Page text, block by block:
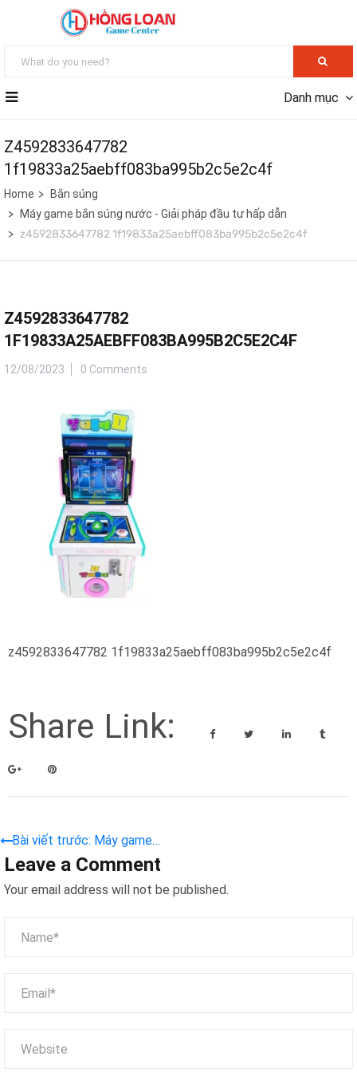
Danh mục
Z4592833647782
1f19833a25aebff083ba995b2c5e2c4f
Home
Bắn súng
Máy game bắn súng nước - Giải pháp đầu tư hấp dẫn
z4592833647782 1f19833a25aebff083ba995b2c5e2c4f
Z4592833647782
1F19833A25AEBFF083BA995B2C5E2C4F
12/08/2023 0 Comments
z4592833647782 1f19833a25aebff083ba995b2c5e2c4f
Share Link:
Bài viết trước: Máy game
bắn súng nước – Giải pháp
đầu tư hấp dẫn
Leave a Comment
Your email address will not be published.